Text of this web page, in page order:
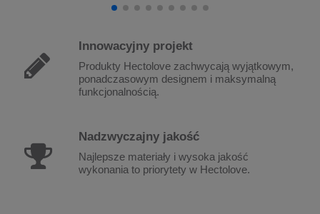
Innowacyjny projekt
Produkty Hectolove zachwycają wyjątkowym,
ponadczasowym designem i maksymalną
funkcjonalnością.
Nadzwyczajny jakość
Najlepsze materiały i wysoka jakość
wykonania to priorytety w Hectolove.